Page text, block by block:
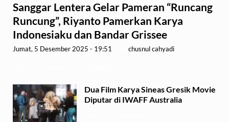
Sanggar Lentera Gelar Pameran “Runcang
Runcung”, Riyanto Pamerkan Karya
Indonesiaku dan Bandar Grissee
Jumat, 5 Desember 2025 - 19:51 chusnul cahyadi
Dua Film Karya Sineas Gresik Movie
Diputar di IWAFF Australia